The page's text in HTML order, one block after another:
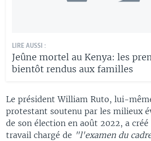
LIRE AUSSI :
Jeûne mortel au Kenya: les
bientôt rendus aux familles
Le président William Ruto, lui-
protestant soutenu par les milieux
de son élection en août 2022, a
travail chargé de "l'examen du